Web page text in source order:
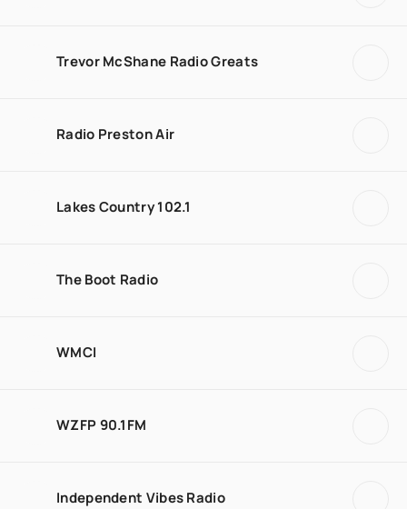
Trevor McShane Radio Greats
Radio Preston Air
Lakes Country 102.1
The Boot Radio
WMCI
WZFP 90.1FM
Independent Vibes Radio